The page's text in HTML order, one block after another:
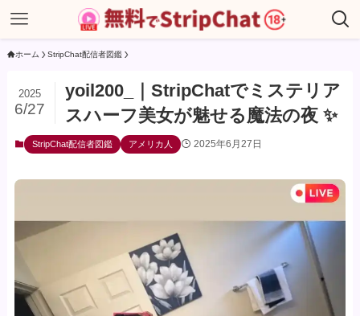
ホーム StripChat配信者図鑑
yoil200_｜StripChatでミステリア
スハーフ美女が魅せる魔法の夜 ✨
2025
6/27
StripChat配信者図鑑 アメリカ人 2025年6月27日